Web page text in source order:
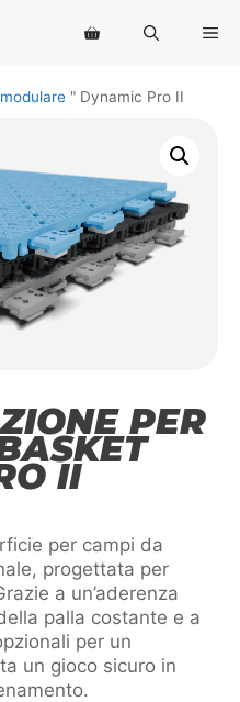
" Dynamic Pro II
PER
II
per campi da
progettata per
a un’aderenza
palla costante e a
per un
un gioco sicuro in